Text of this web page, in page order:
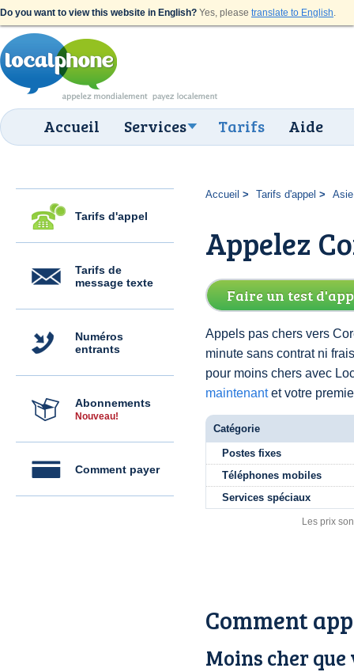
Do you want to view this website in English? Yes, please translate to English.
Accueil Services Tarifs Aide
Tarifs d'appel
Tarifs de
message texte
Numéros
entrants
Abonnements
Nouveau!
Comment payer
Accueil Tarifs d'appel Asie
Appelez
Faire un test
Appels pas chers vers
minute sans contrat ni
pour moins chers avec
maintenantet votre
Catégorie
Postes fixes
Téléphones mobiles
Services spéciaux
Les prix
Comment
Moins cher